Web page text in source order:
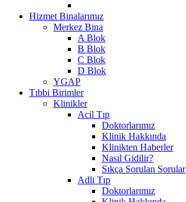
Hizmet Binalarımız
Merkez Bina
A Blok
B Blok
C Blok
D Blok
YGAP
Tıbbi Birimler
Klinikler
Acil Tıp
Doktorlarımız
Klinik Hakkında
Klinikten Haberler
Nasıl Gidilir?
Sıkça Sorulan Sorular
Adli Tıp
Doktorlarımız